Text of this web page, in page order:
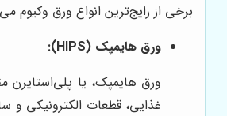
برخی از رایج‌ترین انواع ورق وکیوم
ورق هایمپک (HIPS):
ورق هایمپک، یا پلی‌استایرن
غذایی، قطعات الکترونیکی و